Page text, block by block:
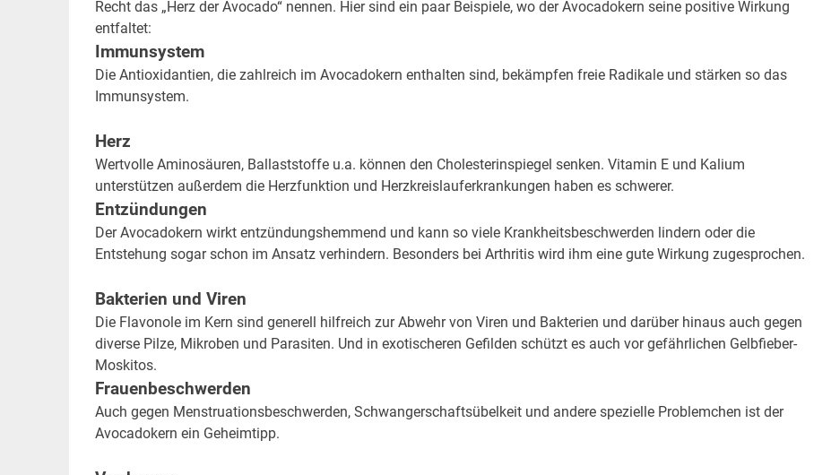
Recht das „Herz der Avocado“ nennen. Hier sind ein paar Beispiele, wo der Avocadokern seine positive Wirkung
entfaltet:
Immunsystem
Die Antioxidantien, die zahlreich im Avocadokern enthalten sind, bekämpfen freie Radikale und stärken so das
Immunsystem.
Herz
Wertvolle Aminosäuren, Ballaststoffe u.a. können den Cholesterinspiegel senken. Vitamin E und Kalium
unterstützen außerdem die Herzfunktion und Herzkreislauferkrankungen haben es schwerer.
Entzündungen
Der Avocadokern wirkt entzündungshemmend und kann so viele Krankheitsbeschwerden lindern oder die
Entstehung sogar schon im Ansatz verhindern. Besonders bei Arthritis wird ihm eine gute Wirkung zugesprochen.
Bakterien und Viren
Die Flavonole im Kern sind generell hilfreich zur Abwehr von Viren und Bakterien und darüber hinaus auch gegen
diverse Pilze, Mikroben und Parasiten. Und in exotischeren Gefilden schützt es auch vor gefährlichen Gelbfieber-
Moskitos.
Frauenbeschwerden
Auch gegen Menstruationsbeschwerden, Schwangerschaftsübelkeit und andere spezielle Problemchen ist der
Avocadokern ein Geheimtipp.